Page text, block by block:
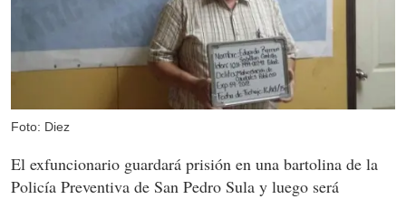
Foto: Diez
El exfuncionario guardará prisión en una bartolina de la
Policía Preventiva de San Pedro Sula y luego será